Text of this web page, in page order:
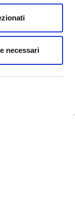
necessari